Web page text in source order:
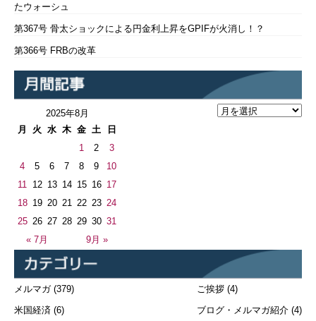
たウォーシュ
第367号 骨太ショックによる円金利上昇をGPIFが火消し！？
第366号 FRBの改革
2025年8月
月
火 水 木 金 土 日
« 7月 9月 »
1 2
3
4
5 6 7 8 9
10
11 12 13 14 15 16 17
18 19 20 21 22 23 24
25 26 27 28 29 30 31
メルマガ(379)
米国経済 (6)
ご挨拶 (4)
ブログ・メルマガ紹介 (4)